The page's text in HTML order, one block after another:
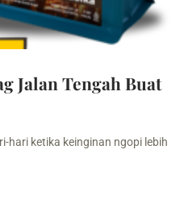
Jalan Tengah Buat
hari ketika keinginan ngopi lebih